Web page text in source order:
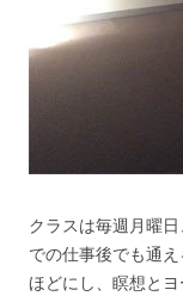
クラスは毎週月曜
での仕事後でも通
ほどにし、瞑想と